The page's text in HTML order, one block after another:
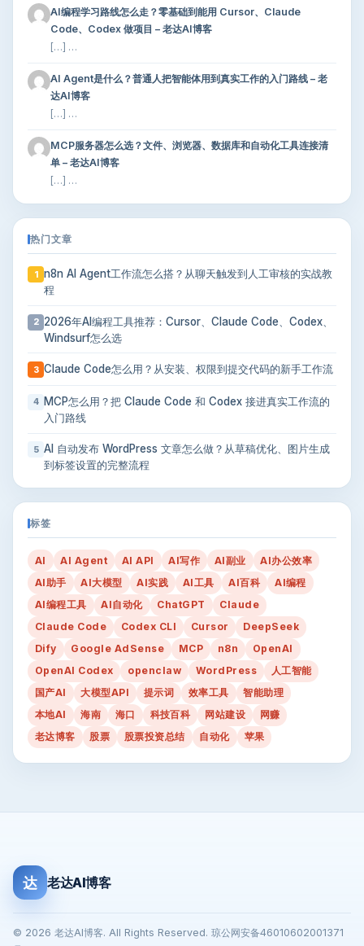
AI编程学习路线怎么走？零基础到能用 Cursor、Claude
Code、Codex 做项目 – 老达AI博客
[…] …
AI Agent是什么？普通人把智能体用到真实工作的入门路线 – 老
达AI博客
[…] …
MCP服务器怎么选？文件、浏览器、数据库和自动化工具连接清
单 – 老达AI博客
[…] …
热门文章
1 n8n AI Agent工作流怎么搭？从聊天触发到人工审核的实战教
程
2 2026年AI编程工具推荐：Cursor、Claude Code、Codex、
Windsurf怎么选
3 Claude Code怎么用？从安装、权限到提交代码的新手工作流
4
MCP怎么用？把 Claude Code 和 Codex 接进真实工作流的
入门路线
5 AI 自动发布 WordPress 文章怎么做？从草稿优化、图片生成
到标签设置的完整流程
标签
AI AI Agent AI API AI写作 AI副业
AI办公效率
AI助手
AI大模型 AI实践 AI工具 AI百科
AI编程
AI编程工具
AI自动化 ChatGPT
Claude
Claude Code
Codex CLI Cursor
DeepSeek
Dify
Google AdSense MCP n8n
OpenAI
OpenAI Codex
openclaw WordPress
人工智能
国产AI
大模型API 提示词 效率工具
智能助理
本地AI
海南 海口 科技百科 网站建设
网赚
老达博客
股票 股票投资总结 自动化 苹果
达 老达AI博客
© 2026 老达AI博客. All Rights Reserved. 琼公网安备46010602001371